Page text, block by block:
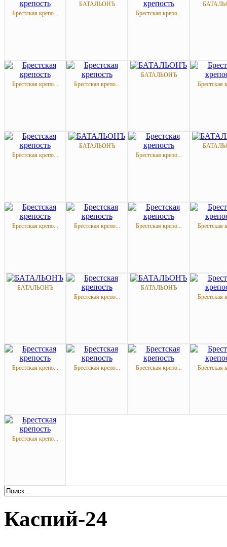
Брестская крепо...
БАТАЛЬОНЪ
Брестская крепо...
Брестская крепо... Брестская крепо...
БАТАЛЬОНЪ
Брестская
Брестская крепо...
БАТАЛЬОНЪ
Брестская крепо...
Брестская крепо... Брестская крепо... Брестская крепо... Брестская
БАТАЛЬОНЪ
Брестская крепо...
БАТАЛЬОНЪ
Брестская
Брестская крепо... Брестская крепо... Брестская крепо... Брестская
Брестская крепо...
Каспий-24